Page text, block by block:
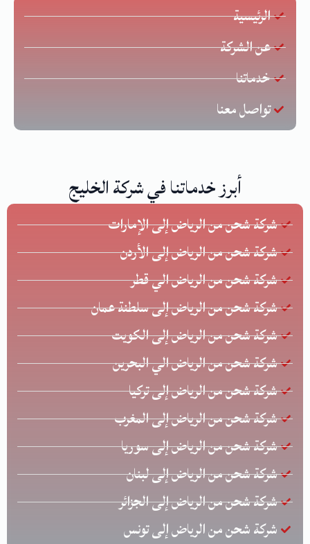
الرئيسية
عن الشركة
خدماتنا
تواصل معنا
أبرز خدماتنا في شركة الخليج
شركة شحن من الرياض إلى الإمارات
شركة شحن من الرياض إلى الأردن
شركة شحن من الرياض الي قطر
شركة شحن من الرياض إلى سلطنة عمان
شركة شحن من الرياض إلى الكويت
شركة شحن من الرياض الي البحرين
شركة شحن من الرياض إلى تركيا
شركة شحن من الرياض إلى المغرب
شركة شحن من الرياض إلى سوريا
شركة شحن من الرياض إلى لبنان
شركة شحن من الرياض إلى الجزائر
شركة شحن من الرياض إلى تونس